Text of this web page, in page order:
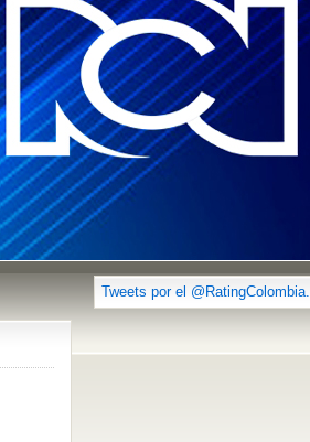
Tweets por el @RatingColombia.